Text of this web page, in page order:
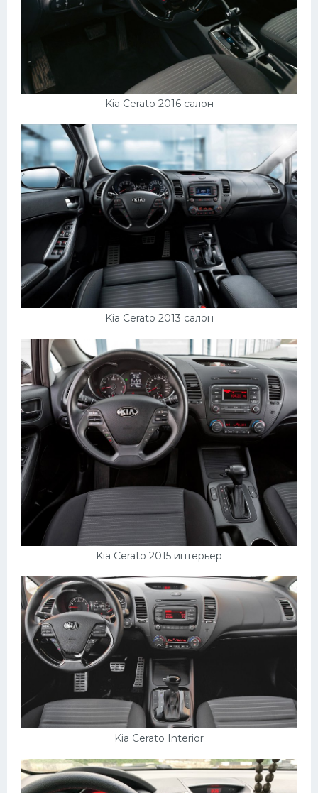
Kia Cerato 2016 салон
Kia Cerato 2013 салон
Kia Cerato 2015 интерьер
Kia Cerato Interior
Эмблемы
Спецтехника